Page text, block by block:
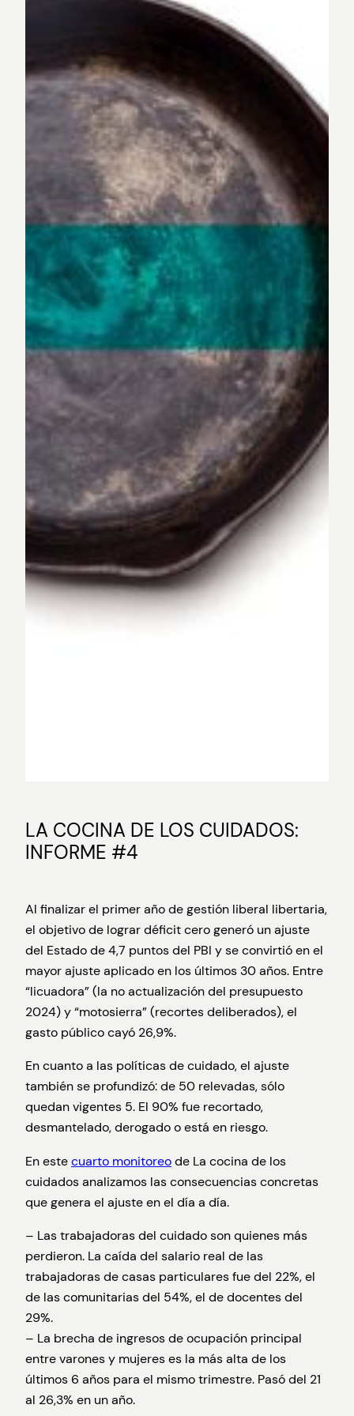
LA COCINA DE LOS CUIDADOS:
INFORME #4
Al finalizar el primer año de gestión liberal libertaria,
el objetivo de lograr déficit cero generó un ajuste
del Estado de 4,7 puntos del PBI y se convirtió en el
mayor ajuste aplicado en los últimos 30 años. Entre
“licuadora” (la no actualización del presupuesto
2024) y “motosierra” (recortes deliberados), el
gasto público cayó 26,9%.
En cuanto a las políticas de cuidado, el ajuste
también se profundizó: de 50 relevadas, sólo
quedan vigentes 5. El 90% fue recortado,
desmantelado, derogado o está en riesgo.
En estecuarto monitoreode La cocina de los
cuidados analizamos las consecuencias concretas
que genera el ajuste en el día a día.
– Las trabajadoras del cuidado son quienes más
perdieron. La caída del salario real de las
trabajadoras de casas particulares fue del 22%, el
de las comunitarias del 54%, el de docentes del
29%.
– La brecha de ingresos de ocupación principal
entre varones y mujeres es la más alta de los
últimos 6 años para el mismo trimestre. Pasó del 21
al 26,3% en un año.